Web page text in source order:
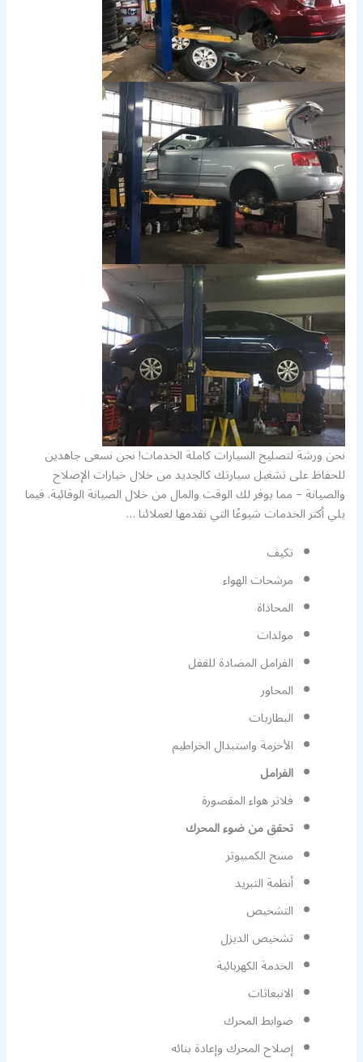
نحن ورشة لتصليح السيارات كاملة الخدمات! نحن نسعى جاهدين
للحفاظ على تشغيل سيارتك كالجديد من خلال خيارات الإصلاح
والصيانة – مما يوفر لك الوقت والمال من خلال الصيانة الوقائية. فيما
يلي أكثر الخدمات شيوعًا التي نقدمها لعملائنا …
تكيف
مرشحات الهواء
المحاذاة
مولدات
الفرامل المضادة للقفل
المحاور
البطاريات
الأحزمة واستبدال الخراطيم
الفرامل
فلاتر هواء المقصورة
تحقق من ضوء المحرك
مسح الكمبيوتر
أنظمة التبريد
التشخيص
تشخيص الديزل
الخدمة الكهربائية
الانبعاثات
ضوابط المحرك
إصلاح المحرك وإعادة بنائه